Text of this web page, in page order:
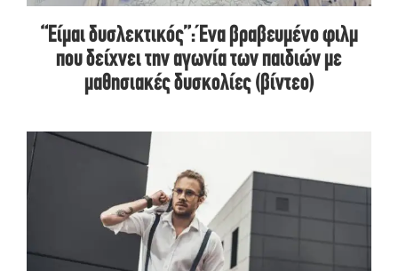
“Είμαι δυσλεκτικός”: Ένα βραβευμένο φιλμ
που δείχνει την αγωνία των παιδιών με
μαθησιακές δυσκολίες (βίντεο)